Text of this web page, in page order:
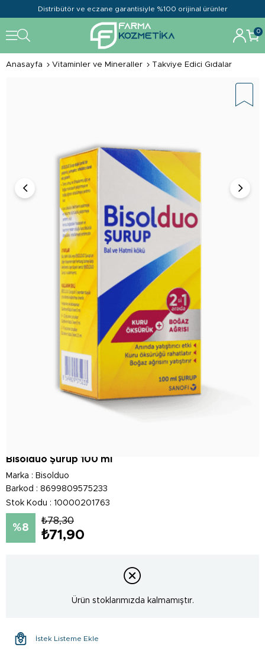
Distribütör ve eczane garantisiyle %100 orijinal ürünler
0
Anasayfa Vitaminler ve Mineraller Takviye Edici Gıdalar
Bisolduo Şurup 100 ml
Marka : Bisolduo
Barkod : 8699809575233
Stok Kodu
10000201763
8
₺78,30
₺71,90
Ürün stoklarımızda kalmamıştır.
İstek Listeme Ekle